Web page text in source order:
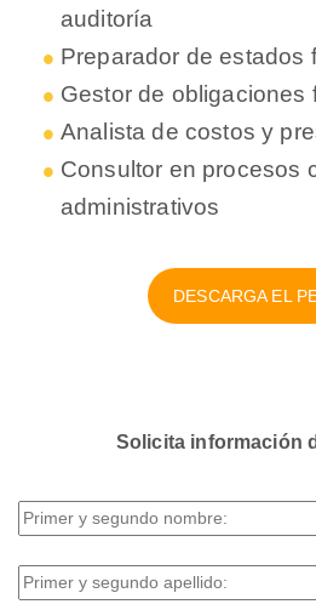
auditoría
Preparador de estados
Gestor de obligaciones
Analista de costos y
Consultor en procesos
administrativos
DESCARGA EL
Solicita información